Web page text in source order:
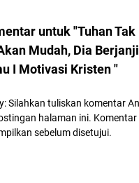
untuk "Tuhan
Mudah, Dia
I Motivasi Kristen "
Silahkan tuliskan komentar
halaman ini.
sebelum disetujui.